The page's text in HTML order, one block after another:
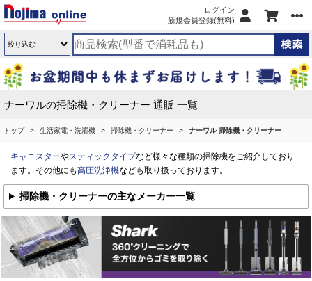
ログイン
新規会員登録(無料)
ナーワルの掃除機・クリーナー 通販 一覧
トップ 生活家電・洗濯機 掃除機・クリーナー ナーワル 掃除機・クリーナー
キャニスターやスティックタイプなど様々な種類の掃除機をご紹介しており
ます。その他にも高圧洗浄機なども取り扱っております。
掃除機・クリーナーの主なメーカー一覧